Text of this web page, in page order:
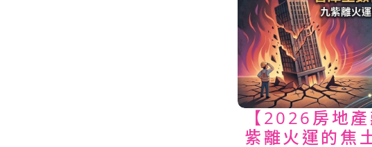
【2026房地
紫離火運的焦